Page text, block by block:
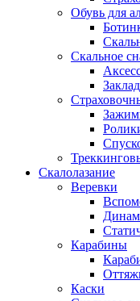
Обувь для
Скальное
Скалолазание
Веревки
Карабины
Каски